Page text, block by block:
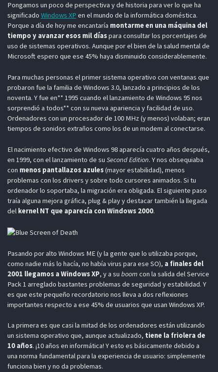
Pongamos un poco de perspectiva y de historia para ver lo que ha
significado Windows XP en el mundo de la informática doméstica.
Porque a día de hoy me encantaría montarme en una máquina del
tiempo y avanzar esos mil díaspara consultar los porcentajes de
uso de sistemas operativos. Aunque por el bien de la salud mental de
Microsoft espero que ese 45% haya disminuido considerablemente.
Para muchas personas el primer sistema operativo con ventanas que
probaron fue la familia de Windows 3.0, lanzado a principios de los
noventa. Y fue en** 1995 cuando el lanzamiento de Windows 95 nos
sorprendió a todos** con su nueva apariencia y facilidad de uso.
Ordenadores con un procesador de 100 MHz (y menos) volaban; eran
tiempos de sonidos extraños como los de un modem al conectarse.
El nacimiento efectivo de Windows 98 aparecía cuatro años después,
en 1999, con el lanzamiento de su Second Edition. Y nos obsequiaba
con menos pantallazos azules(mayor estabilidad), menos
problemas con los drivers y sobre todo cursores animados. Si tu
ordenador lo soportaba, la migración era obligada. El siguiente paso
traía alguna mejora gráfica, plug & play y destacar también la llegada
del kernel NT que aparecía con Windows 2000.
Pasando por alto Windows ME (y la gente que lo utilizaba porque,
como nadie más lo hacía, no había virus para ese SO), a finales del
2001 llegamos a Windows XP, y a su boom con la salida del Service
Pack 1 arreglado bastantes problemas de seguridad y estabilidad. Y
es que este pequeño recordatorio nos lleva a dos reflexiones
importantes respecto a ese 45% de usuarios que usan Windows XP.
La primera es que casi la mitad de los ordenadores están utilizando
un sistema operativo que, aunque actualizado, tiene la friolera de
10 años. ¡10 años en informática! Y esto es básicamente debido a
una norma fundamental para la experiencia de usuario: simplemente
funciona bien y no da problemas.